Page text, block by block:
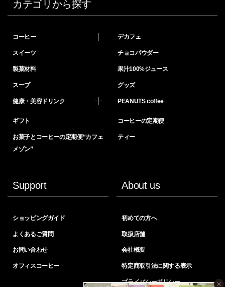
×
カテゴリから探す
コーヒー デカフェ
スイーツ チョコパウダー
製菓材料 果汁100%ジュース
スープ グッズ
健康・美容ドリンク PEANUTS coffee
ギフト コーヒーの定期便
お菓子とコーヒーの定期便“カフェ
メゾン”
ティー
Support
ショッピングガイド
よくあるご質問
お問い合わせ
オフィスコーヒー
About us
初めての方へ
取扱店舗
会社概要
特定商取引法に関する表示
プライバシーポリシー